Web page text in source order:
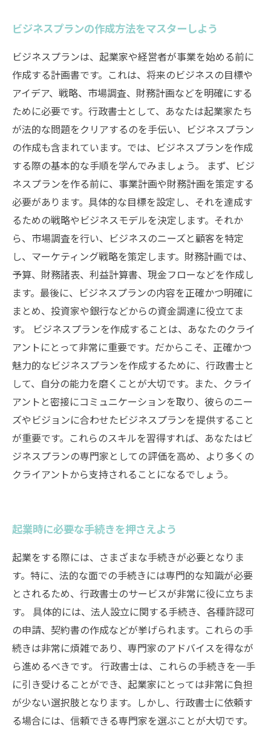
ビジネスプランの作成方法をマスターしよう
ビジネスプランは、起業家や経営者が事業を始める前に
作成する計画書です。これは、将来のビジネスの目標や
アイデア、戦略、市場調査、財務計画などを明確にする
ために必要です。行政書士として、あなたは起業家たち
が法的な問題をクリアするのを手伝い、ビジネスプラン
の作成も含まれています。では、ビジネスプランを作成
する際の基本的な手順を学んでみましょう。 まず、ビジ
ネスプランを作る前に、事業計画や財務計画を策定する
必要があります。具体的な目標を設定し、それを達成す
るための戦略やビジネスモデルを決定します。それか
ら、市場調査を行い、ビジネスのニーズと顧客を特定
し、マーケティング戦略を策定します。財務計画では、
予算、財務諸表、利益計算書、現金フローなどを作成し
ます。最後に、ビジネスプランの内容を正確かつ明確に
まとめ、投資家や銀行などからの資金調達に役立てま
す。 ビジネスプランを作成することは、あなたのクライ
アントにとって非常に重要です。だからこそ、正確かつ
魅力的なビジネスプランを作成するために、行政書士と
して、自分の能力を磨くことが大切です。また、クライ
アントと密接にコミュニケーションを取り、彼らのニー
ズやビジョンに合わせたビジネスプランを提供すること
が重要です。これらのスキルを習得すれば、あなたはビ
ジネスプランの専門家としての評価を高め、より多くの
クライアントから支持されることになるでしょう。
起業時に必要な手続きを押さえよう
起業をする際には、さまざまな手続きが必要となりま
す。特に、法的な面での手続きには専門的な知識が必要
とされるため、行政書士のサービスが非常に役に立ちま
す。 具体的には、法人設立に関する手続き、各種許認可
の申請、契約書の作成などが挙げられます。これらの手
続きは非常に煩雑であり、専門家のアドバイスを得なが
ら進めるべきです。 行政書士は、これらの手続きを一手
に引き受けることができ、起業家にとっては非常に負担
が少ない選択肢となります。しかし、行政書士に依頼す
る場合には、信頼できる専門家を選ぶことが大切です。